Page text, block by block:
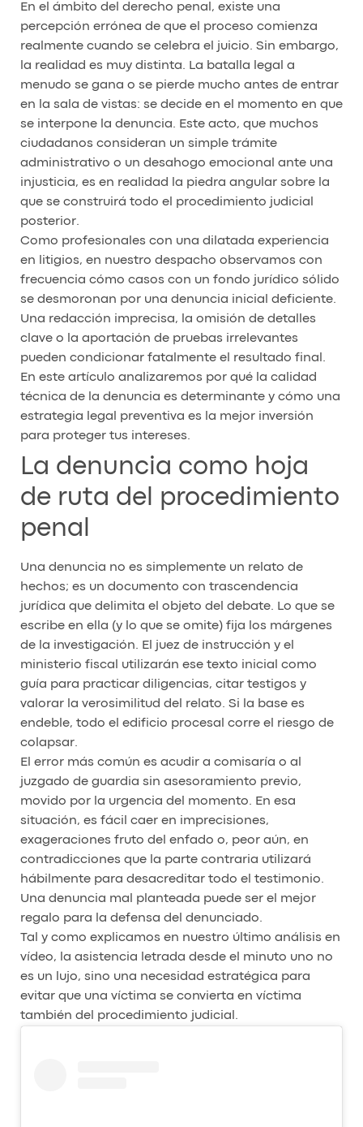
En el ámbito del derecho penal, existe una
percepción errónea de que el proceso comienza
realmente cuando se celebra el juicio. Sin embargo,
la realidad es muy distinta. La batalla legal a
menudo se gana o se pierde mucho antes de entrar
en la sala de vistas: se decide en el momento en que
se interpone la denuncia. Este acto, que muchos
ciudadanos consideran un simple trámite
administrativo o un desahogo emocional ante una
injusticia, es en realidad la piedra angular sobre la
que se construirá todo el procedimiento judicial
posterior.
Como profesionales con una dilatada experiencia
en litigios, en nuestro despacho observamos con
frecuencia cómo casos con un fondo jurídico sólido
se desmoronan por una denuncia inicial deficiente.
Una redacción imprecisa, la omisión de detalles
clave o la aportación de pruebas irrelevantes
pueden condicionar fatalmente el resultado final.
En este artículo analizaremos por qué la calidad
técnica de la denuncia es determinante y cómo una
estrategia legal preventiva es la mejor inversión
para proteger tus intereses.
La denuncia como hoja
de ruta del procedimiento
penal
Una denuncia no es simplemente un relato de
hechos; es un documento con trascendencia
jurídica que delimita el objeto del debate. Lo que se
escribe en ella (y lo que se omite) fija los márgenes
de la investigación. El juez de instrucción y el
ministerio fiscal utilizarán ese texto inicial como
guía para practicar diligencias, citar testigos y
valorar la verosimilitud del relato. Si la base es
endeble, todo el edificio procesal corre el riesgo de
colapsar.
El error más común es acudir a comisaría o al
juzgado de guardia sin asesoramiento previo,
movido por la urgencia del momento. En esa
situación, es fácil caer en imprecisiones,
exageraciones fruto del enfado o, peor aún, en
contradicciones que la parte contraria utilizará
hábilmente para desacreditar todo el testimonio.
Una denuncia mal planteada puede ser el mejor
regalo para la defensa del denunciado.
Tal y como explicamos en nuestro último análisis en
vídeo, la asistencia letrada desde el minuto uno no
es un lujo, sino una necesidad estratégica para
evitar que una víctima se convierta en víctima
también del procedimiento judicial.